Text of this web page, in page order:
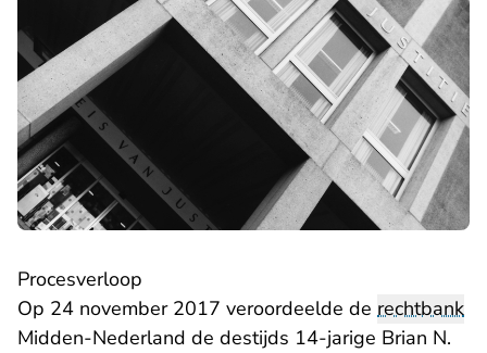
Procesverloop
Op 24 november 2017 veroordeelde de rechtbank
Midden-Nederland de destijds 14-jarige Brian N.